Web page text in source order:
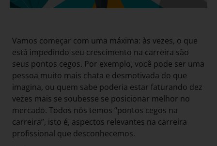
Vamos começar com uma máxima: às vezes, o que
está impedindo seu crescimento na carreira são
seus pontos cegos. Por exemplo, você pode ser uma
pessoa muito mais chata e desmotivada do que
imagina, ou quem sabe poderia estar faturando dez
vezes mais se soubesse se posicionar melhor no
mercado. Todos nós temos “pontos cegos na
carreira”, isto é, aspectos relevantes na carreira
profissional que desconhecemos.